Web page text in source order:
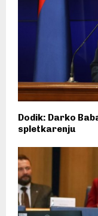
Dodik: Darko
spletkarenju